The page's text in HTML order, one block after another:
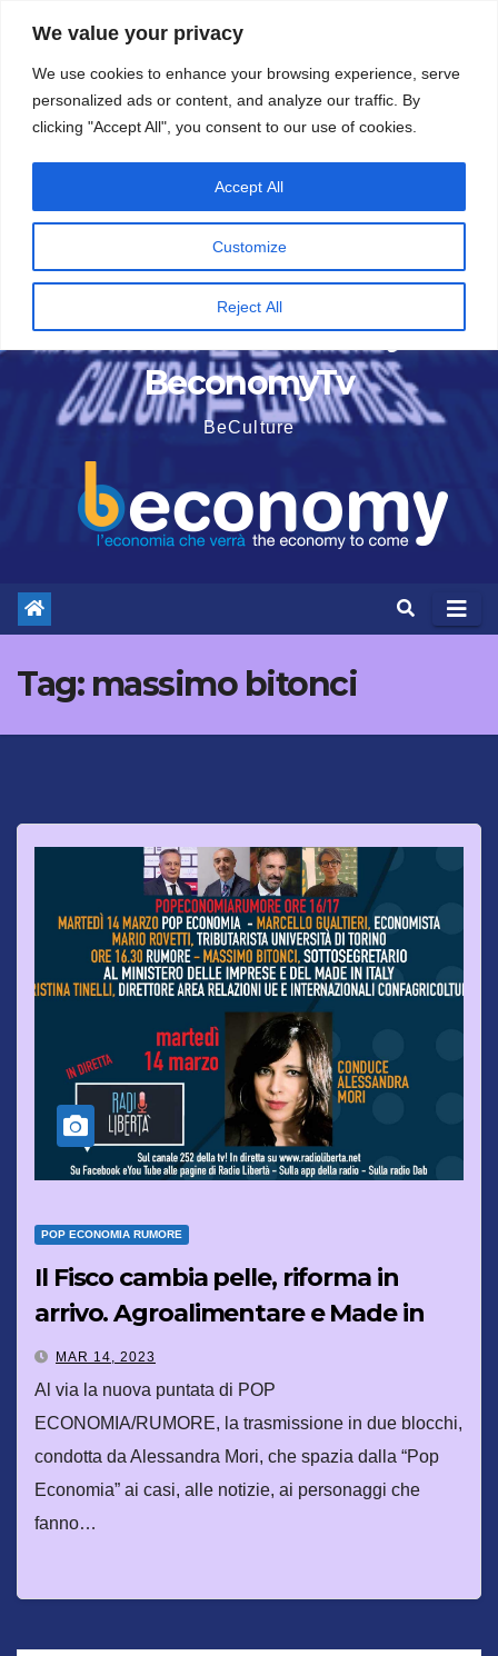
We value your privacy
We use cookies to enhance your browsing experience, serve
personalized ads or content, and analyze our traffic. By
clicking "Accept All", you consent to our use of cookies.
Customize
Reject All
Accept All
contenuto
6 Agosto 2026
BeconomyTv
BeCulture
Tag: massimo bitonci
POP ECONOMIA RUMORE
Il Fisco cambia pelle, riforma in
arrivo. Agroalimentare e Made in
Italy: binomio d’oro
MAR 14, 2023
Al via la nuova puntata di POP
ECONOMIA/RUMORE, la trasmissione in due blocchi,
condotta da Alessandra Mori, che spazia dalla “Pop
Economia” ai casi, alle notizie, ai personaggi che
fanno…